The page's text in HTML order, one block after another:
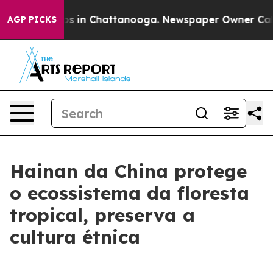
AGP PICKS
Chaos in Chattanooga. Newspaper Owner
Hainan da China protege
o ecossistema da floresta
tropical, preserva a
cultura étnica